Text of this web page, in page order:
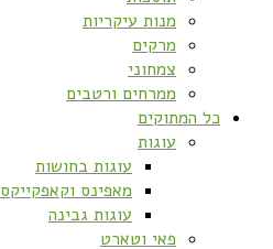
מנות עיקריות
מרקים
צמחוני
ממרחים ורטבים
כל המתוקים
עוגות
עוגות בחושות
מאפינס וקאפקייקס
עוגות גבינה
פאי וטארט